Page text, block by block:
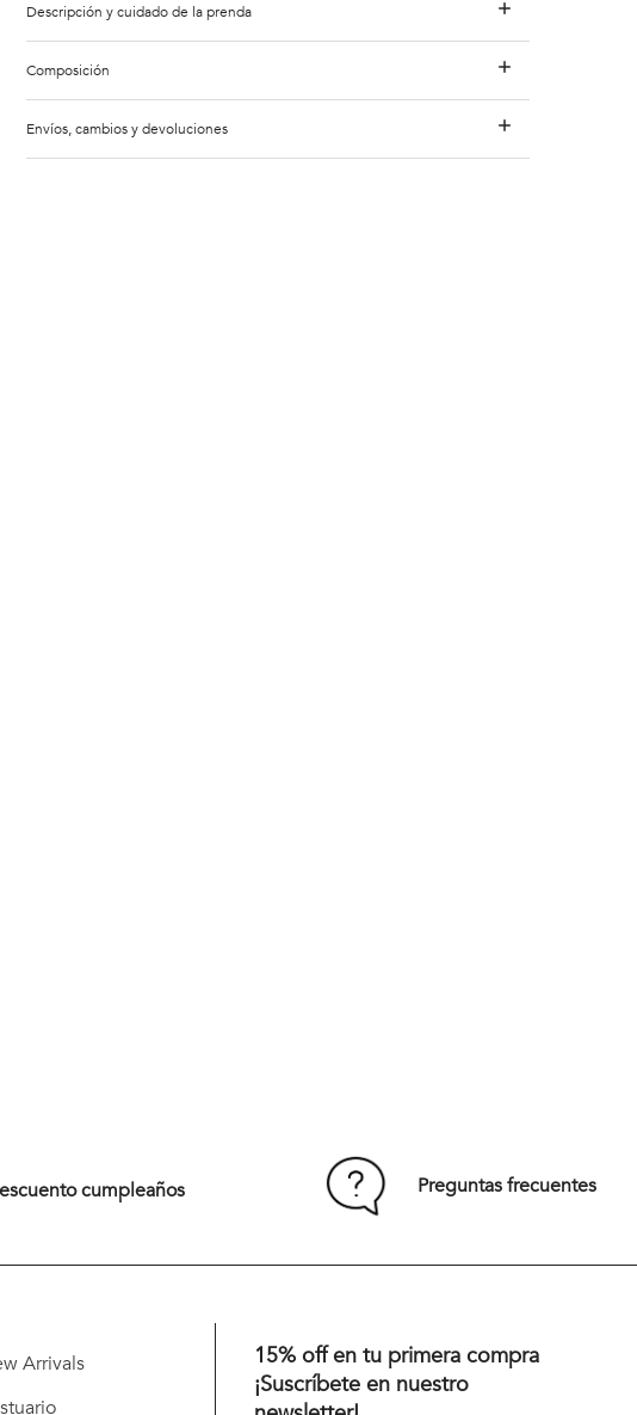
Descripción y cuidado de la prenda
Composición
Envíos, cambios y devoluciones